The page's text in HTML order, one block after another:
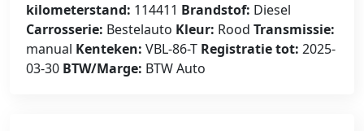
kilometerstand: 114411 Brandstof: Diesel
Carrosserie: Bestelauto Kleur: Rood Transmissie:
manual Kenteken: VBL-86-T Registratie tot: 2025-
03-30 BTW/Marge: BTW Auto